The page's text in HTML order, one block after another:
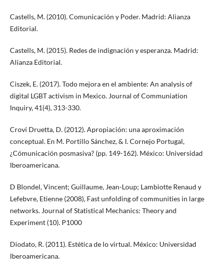
Castells, M. (2010). Comunicación y Poder. Madrid: Alianza
Editorial.
Castells, M. (2015). Redes de indignación y esperanza. Madrid:
Alianza Editorial.
Ciszek, E. (2017). Todo mejora en el ambiente: An analysis of
digital LGBT activism in Mexico. Journal of Communiation
Inquiry, 41(4), 313-330.
Crovi Druetta, D. (2012). Apropiación: una aproximación
conceptual. En M. Portillo Sánchez, & I. Cornejo Portugal,
¿Cómunicación posmasiva? (pp. 149-162). México: Universidad
Iberoamericana.
D Blondel, Vincent; Guillaume, Jean-Loup; Lambiotte Renaud y
Lefebvre, Etienne (2008), Fast unfolding of communities in large
networks. Journal of Statistical Mechanics: Theory and
Experiment (10). P1000
Diodato, R. (2011). Estética de lo virtual. México: Universidad
Iberoamericana.